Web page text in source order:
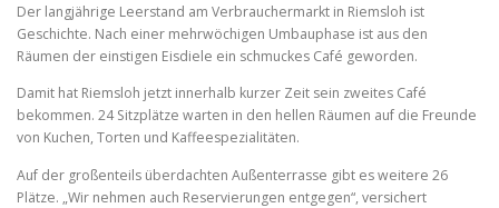
.
Der langjährige Leerstand am Verbrauchermarkt in Riemsloh ist
Geschichte. Nach einer mehrwöchigen Umbauphase ist aus den
Räumen der einstigen Eisdiele ein schmuckes Café geworden.
Damit hat Riemsloh jetzt innerhalb kurzer Zeit sein zweites Café
bekommen. 24 Sitzplätze warten in den hellen Räumen auf die Freunde
von Kuchen, Torten und Kaffeespezialitäten.
Auf der großenteils überdachten Außenterrasse gibt es weitere 26
Plätze. „Wir nehmen auch Reservierungen entgegen“, versichert